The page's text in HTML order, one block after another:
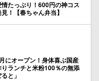
情たっぷり！600円の神コス
！【春ちゃん弁当】
にオープン！身体喜ぶ国産
ランチと米粉100％の無添
と」